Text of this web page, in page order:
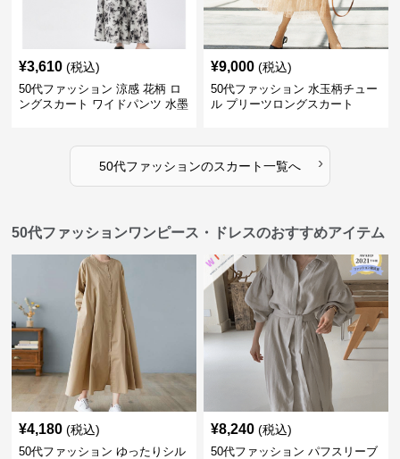
¥3,610 (税込)
50代ファッション 涼感 花柄 ロ
ングスカート ワイドパンツ 水墨
¥9,000 (税込)
50代ファッション 水玉柄チュー
ル プリーツロングスカート
50代ファッションのスカート一覧へ ›
50代ファッションワンピース・ドレスのおすすめアイテム
¥4,180 (税込)
50代ファッション ゆったりシル
¥8,240 (税込)
50代ファッション パフスリーブ